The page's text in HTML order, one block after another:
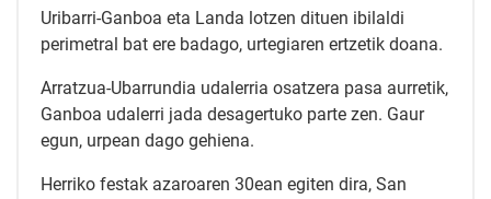
Uribarri-Ganboa eta Landa lotzen dituen ibilaldi
perimetral bat ere badago, urtegiaren ertzetik doana.
Arratzua-Ubarrundia udalerria osatzera pasa aurretik,
Ganboa udalerri jada desagertuko parte zen. Gaur
egun, urpean dago gehiena.
Herriko festak azaroaren 30ean egiten dira, San